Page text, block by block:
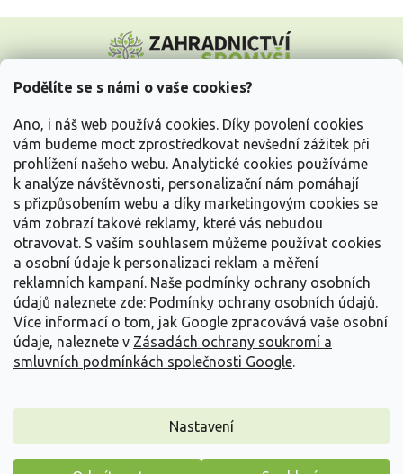
Podělíte se s námi o vaše cookies?
Ano, i náš web používá cookies. Díky povolení cookies
vám budeme moct zprostředkovat nevšední zážitek při
prohlížení našeho webu. Analytické cookies používáme
k analýze návštěvnosti, personalizační nám pomáhají
s přizpůsobením webu a díky marketingovým cookies se
vám zobrazí takové reklamy, které vás nebudou
otravovat. S vaším souhlasem můžeme používat cookies
a osobní údaje k personalizaci reklam a měření
reklamních kampaní. Naše podmínky ochrany osobních
údajů naleznete zde: Podmínky ochrany osobních údajů.
Více informací o tom, jak Google zpracovává vaše osobní
údaje, naleznete v Zásadách ochrany soukromí a
smluvních podmínkách společnosti Google.
Nastavení
p
Vše o nákupu
Informace pro Vás
Kontakujte nás
Vytvořil Shoptet
Copyright 2026 Zahradnictví Spomyšl . Všechna práva